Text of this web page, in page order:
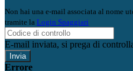
Non hai una e-mail associata al nome
tramite la Login Spaggiari
E-mail inviata, si prega di
Errore